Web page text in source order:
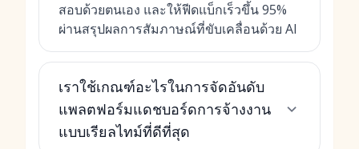
สอบด้วยตนเอง และให้ฟีดแบ็กเร็วขึ้น 95%
ผ่านสรุปผลการสัมภาษณ์ที่ขับเคลื่อนด้วย AI
เราใช้เกณฑ์อะไรในการจัดอันดับ
แพลตฟอร์มแดชบอร์ดการจ้างงาน
แบบเรียลไทม์ที่ดีที่สุด